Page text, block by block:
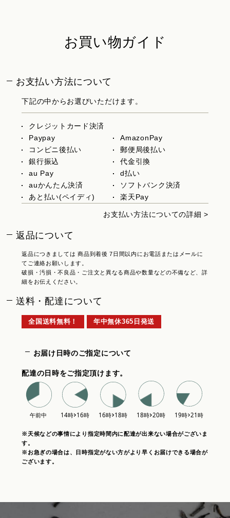
お買い物ガイド
お支払い方法について
下記の中からお選びいただけます。
クレジットカード決済
Paypay
AmazonPay
コンビニ後払い
郵便局後払い
銀行振込
代金引換
au Pay
d払い
auかんたん決済
ソフトバンク決済
あと払い(ペイディ)
楽天Pay
お支払い方法についての詳細 >
返品について
返品につきましては 商品到着後 7日間以内にお電話またはメールに
てご連絡お願いします。
破損・汚損・不良品・ご注文と異なる商品や数量などの不備など、詳
細をお伝えください。
送料・配達について
全国送料無料！ 年中無休365日発送
お届け日時のご指定について
配達の日時をご指定頂けます。
※天候などの事情により指定時間内に配達が出来ない場合がございま
す。
※お急ぎの場合は、日時指定がない方がより早くお届けできる場合が
ございます。